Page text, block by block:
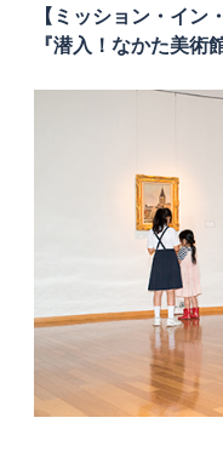
【ミッション・イン
『潜入！なかた美術